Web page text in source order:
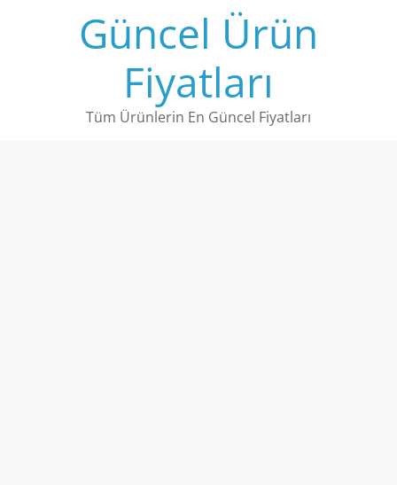
Güncel Ürün
Fiyatları
Tüm Ürünlerin En Güncel Fiyatları